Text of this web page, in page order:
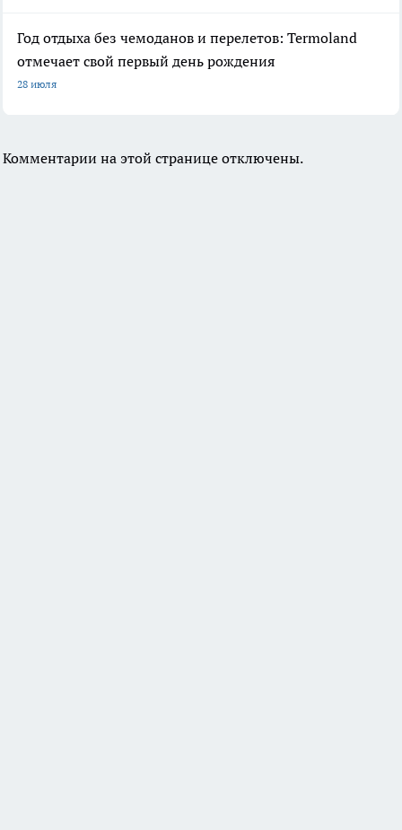
Год отдыха без чемоданов и перелетов: Termoland
отмечает свой первый день рождения
28 июля
Комментарии на этой странице отключены.